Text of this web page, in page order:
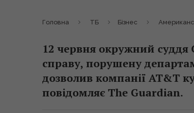
Головна ТБ Бізнес
12 червня окружний
справу, порушену
дозволив компанії AT&T
повідомляє The Guardian.